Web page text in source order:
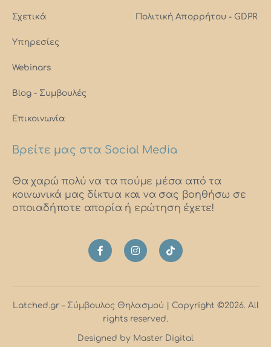
Σχετικά
Υπηρεσίες
Webinars
Blog - Συμβουλές
Επικοινωνία
Πολιτική Απορρήτου - GDPR
Βρείτε μας στα Social Media
Θα χαρώ πολύ να τα πούμε μέσα από τα
κοινωνικά μας δίκτυα και να σας βοηθήσω σε
οποιαδήποτε απορία ή ερώτηση έχετε!
F
a
c
o
k
I
n
s
r
a
m
T
i
k
Latched.gr – Σύμβουλος Θηλασμού | Copyright ©2026. All
rights reserved.
Designed by Master Digital